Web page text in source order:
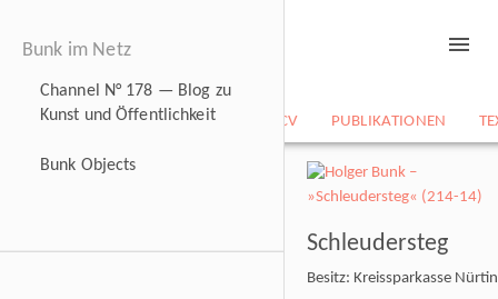
NEWS BILDARCHIV CV PUBLIKATIONEN
menu
Bunk im Netz
Channel N° 178 — Blog zu
Kunst und Öffentlichkeit
Bunk Objects
Schleudersteg
Besitz: Kreissparkasse